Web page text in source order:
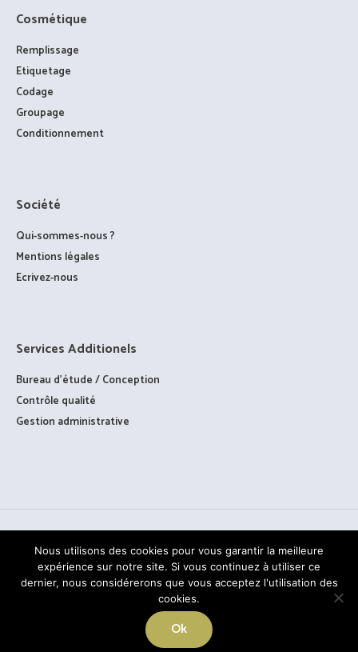
Cosmétique
Remplissage
Etiquetage
Codage
Groupage
Conditionnement
Société
Qui-sommes-nous ?
Mentions légales
Ecrivez-nous
Services Additionels
Bureau d’étude / Conception
Contrôle qualité
Gestion administrative
TOUS DROITS RÉSERVÉS © PAAGE - 2020
Nous utilisons des cookies pour vous garantir la meilleure
expérience sur notre site. Si vous continuez à utiliser ce
dernier, nous considérerons que vous acceptez l'utilisation des
cookies.
Ok